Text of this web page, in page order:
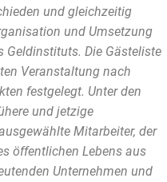
und gleichzeitig
und Umsetzung
Geldinstituts. Die Gästeliste
Veranstaltung nach
festgelegt. Unter den
und jetzige
Mitarbeiter, der
öffentlichen Lebens aus
Unternehmen und